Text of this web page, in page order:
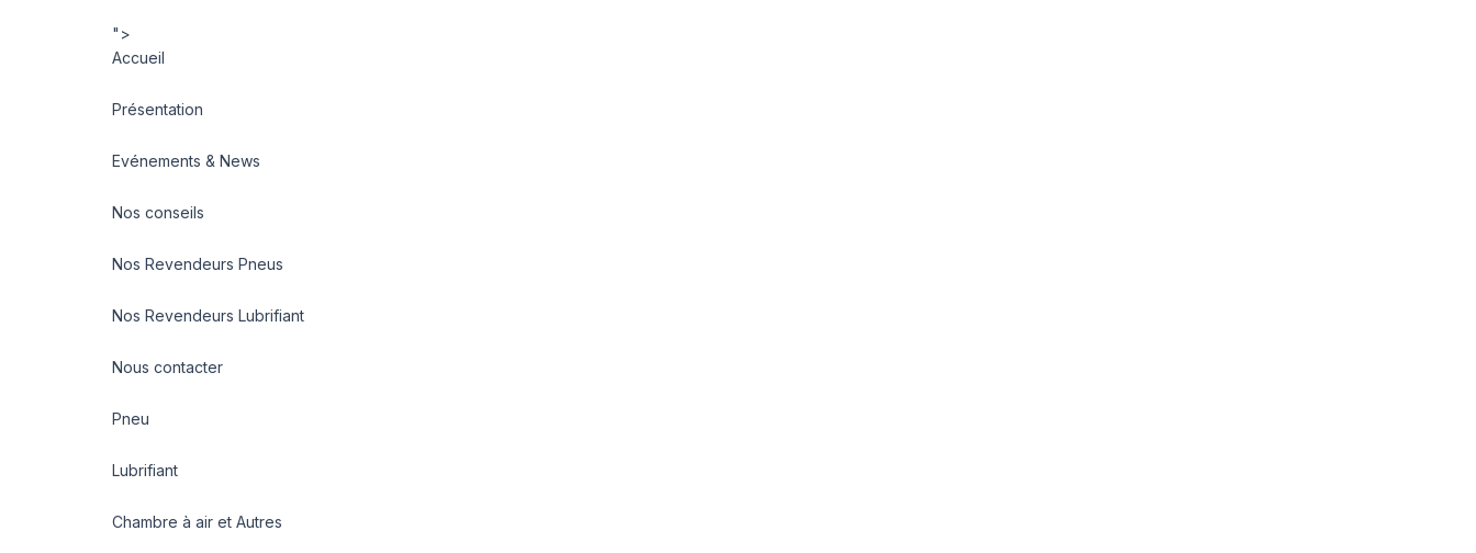
">
Accueil
Présentation
Evénements & News
Nos conseils
Nos Revendeurs Pneus
Nos Revendeurs Lubrifiant
Nous contacter
Pneu
Lubrifiant
Chambre à air et Autres